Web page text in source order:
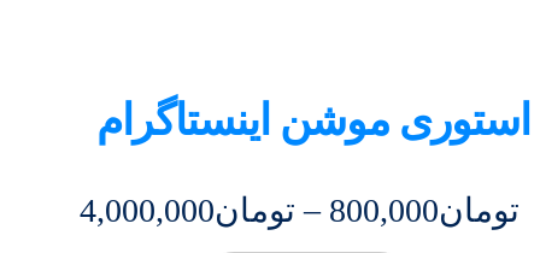
استوری موشن اینستاگرام
تومان800,000
– تومان4,000,000